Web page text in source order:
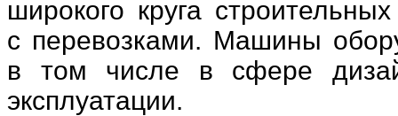
широкого круга
с перевозками. Машины
в том числе в сфере
эксплуатации.